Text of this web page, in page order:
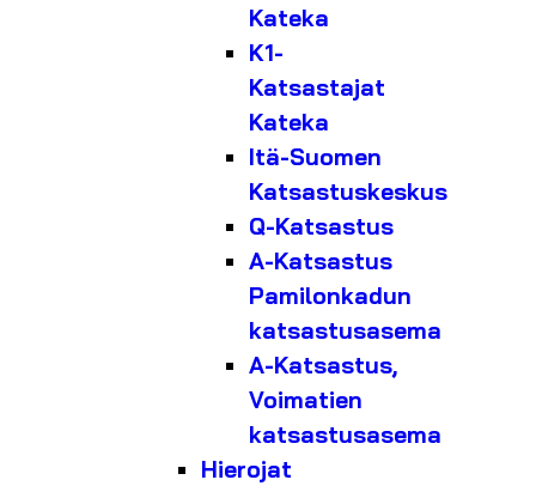
Kateka
K1-
Katsastajat
Kateka
Itä-Suomen
Katsastuskeskus
Q-Katsastus
A-Katsastus
Pamilonkadun
katsastusasema
A-Katsastus,
Voimatien
katsastusasema
Hierojat